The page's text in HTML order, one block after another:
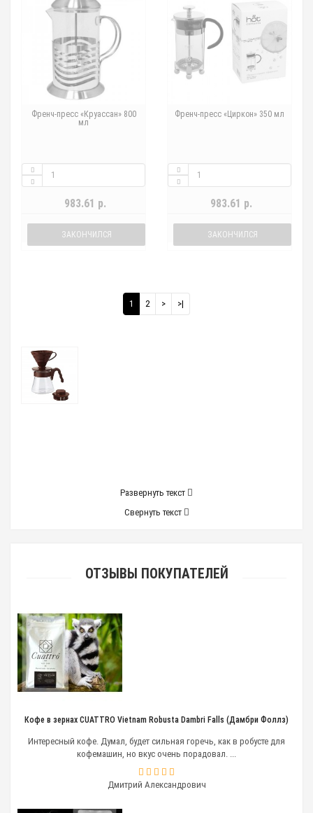
Френч-пресс «Круассан» 800
мл
983.61 р.
ЗАКОНЧИЛСЯ
Френч-пресс «Циркон» 350 мл
983.61 р.
ЗАКОНЧИЛСЯ
1 2 > >|
Развернуть текст
Свернуть текст
ОТЗЫВЫ ПОКУПАТЕЛЕЙ
Кофе в зернах CUATTRO Vietnam Robusta Dambri Falls (Дамбри Фоллз)
Интересный кофе. Думал, будет сильная горечь, как в робусте для
кофемашин, но вкус очень порадовал. ...
Дмитрий Александрович